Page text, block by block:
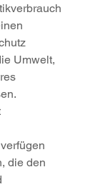
Umwelt,
die den